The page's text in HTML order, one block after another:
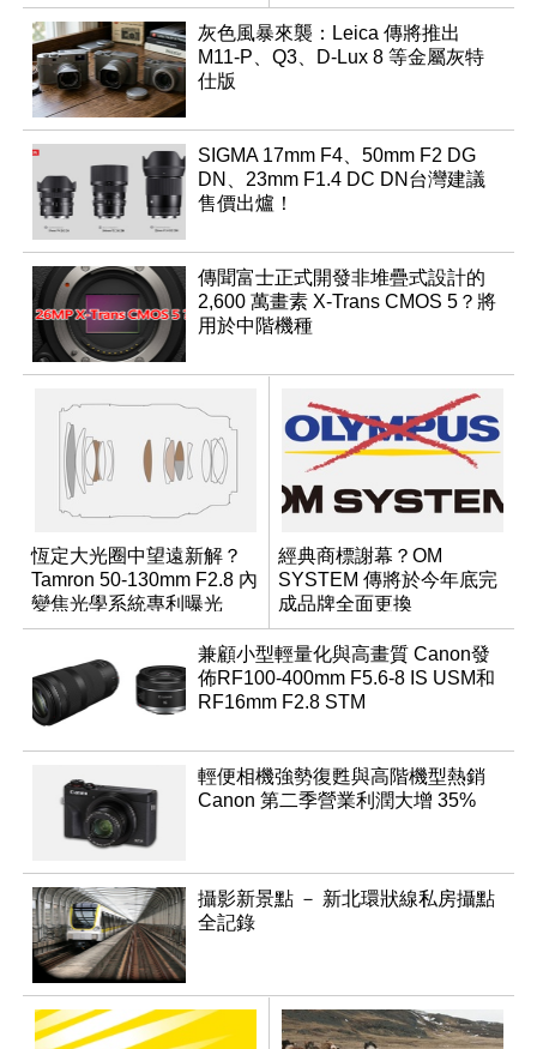
能
頭登場
灰色風暴來襲：Leica 傳將推出
M11-P、Q3、D-Lux 8 等金屬灰特
仕版
SIGMA 17mm F4、50mm F2 DG
DN、23mm F1.4 DC DN台灣建議
售價出爐！
傳聞富士正式開發非堆疊式設計的
2,600 萬畫素 X-Trans CMOS 5？將
用於中階機種
恆定大光圈中望遠新解？
Tamron 50-130mm F2.8 內
變焦光學系統專利曝光
經典商標謝幕？OM
SYSTEM 傳將於今年底完
成品牌全面更換
兼顧小型輕量化與高畫質 Canon發
佈RF100-400mm F5.6-8 IS USM和
RF16mm F2.8 STM
輕便相機強勢復甦與高階機型熱銷
Canon 第二季營業利潤大增 35%
攝影新景點 － 新北環狀線私房攝點
全記錄